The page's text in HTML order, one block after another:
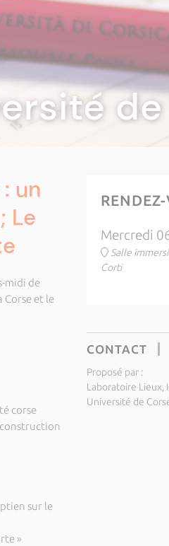
un
Le
midi de
et le
corse
sur le
»
Mercredi
Salle
Corti
CONTACT
Proposé par :
Laboratoire Lieux,
Université de